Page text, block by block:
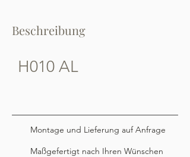
Beschreibung
H010 AL
Montage und Lieferung auf Anfrage
Maßgefertigt nach Ihren Wünschen